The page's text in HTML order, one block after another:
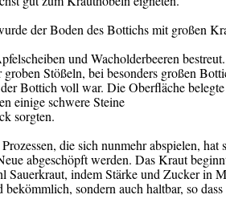
der Boden des Bottichs mit großen
und Wacholderbeeren
groben Stößeln, bei besonders großen
Bottich voll war. Die Oberfläche
einige schwere Steine
sorgten.
die sich nunmehr abspielen,
abgeschöpft werden. Das Kraut
Sauerkraut, indem Stärke und Zucker in
sondern auch haltbar, so